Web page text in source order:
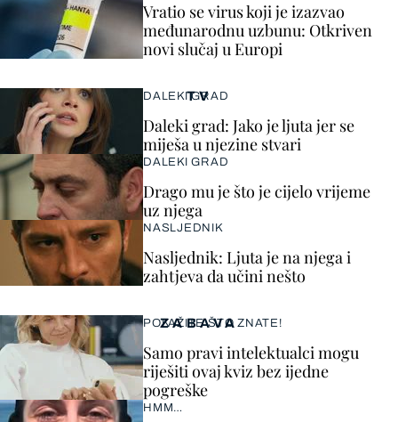
Vratio se virus koji je izazvao
međunarodnu uzbunu: Otkriven
novi slučaj u Europi
ZABAVA
POKAŽITE ŠTO ZNATE!
Samo pravi intelektualci mogu
riješiti ovaj kviz bez ijedne
pogreške
HMM…
TV
DALEKI GRAD
Daleki grad: Jako je ljuta jer se
miješa u njezine stvari
DALEKI GRAD
Drago mu je što je cijelo vrijeme
uz njega
NASLJEDNIK
Nasljednik: Ljuta je na njega i
zahtjeva da učini nešto